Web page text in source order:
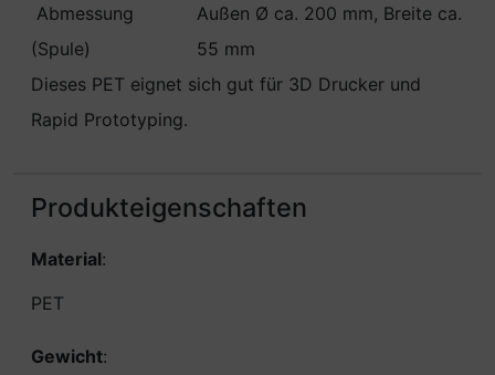
Abmessung
(Spule)
Außen Ø ca. 200 mm, Breite ca.
55 mm
Dieses PET eignet sich gut für 3D Drucker und
Rapid Prototyping.
Produkteigenschaften
Material:
PET
Gewicht: